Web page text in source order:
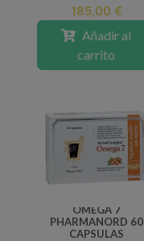
185,00 €
Añadir al
carrito
OMEGA 7
PHARMANORD 60
CAPSULAS